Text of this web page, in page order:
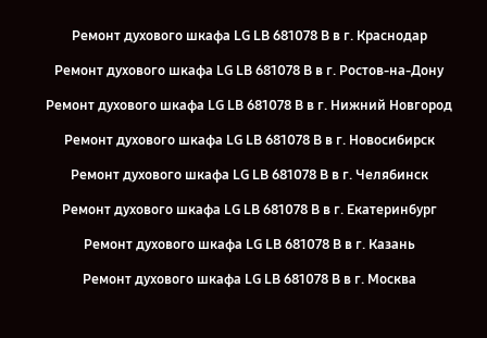
Ремонт духового шкафа LG LB 681078 B в г. Краснодар
Ремонт духового шкафа LG LB 681078 B в г. Ростов-на-Дону
Ремонт духового шкафа LG LB 681078 B в г. Нижний Новгород
Ремонт духового шкафа LG LB 681078 B в г. Новосибирск
Ремонт духового шкафа LG LB 681078 B в г. Челябинск
Ремонт духового шкафа LG LB 681078 B в г. Екатеринбург
Ремонт духового шкафа LG LB 681078 B в г. Казань
Ремонт духового шкафа LG LB 681078 B в г. Москва